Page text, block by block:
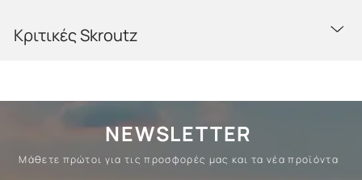
Κριτικές Skroutz
NEWSLETTER
Μάθετε πρώτοι για τις προσφορές μας και τα νέα προϊόντα